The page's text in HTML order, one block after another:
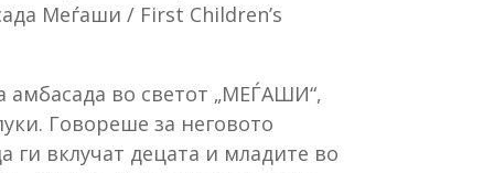
Меѓаши / First Children’s
амбасада во светот „МЕЃАШИ“,
Говореше за неговото
вклучат децата и младите во